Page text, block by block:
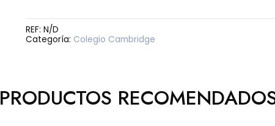
cantidad
REF: N/D
Categoría: Colegio Cambridge
PRODUCTOS